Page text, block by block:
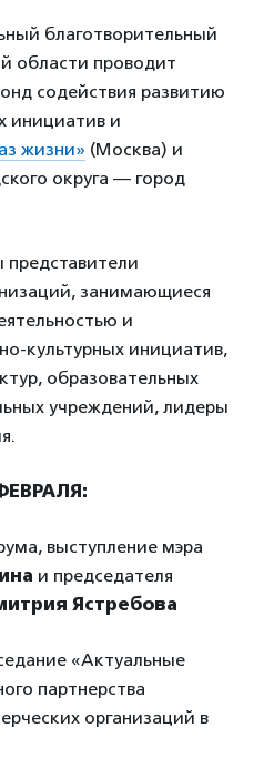
благотворительный
области проводит
содействия развитию
инициатив и
жизни» (Москва) и
округа — город
занимающиеся
и
культурных инициатив,
образовательных
учреждений, лидеры
выступление мэра
и председателя
Ястребова
«Актуальные
партнерства
организаций в